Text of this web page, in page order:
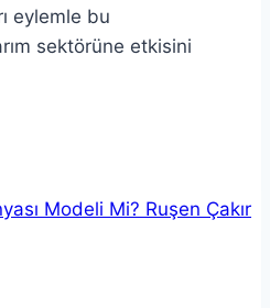
eylemle bu
sektörüne etkisini